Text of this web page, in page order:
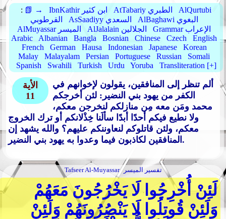
: 📗 → IbnKathir ابن كثير AtTabariy الطبري
AlQurtubi
القرطوبي
AsSaadiyy السعدي
AlBaghawi البغوي
AlMuyassar الميسر
AlJalalain الجلالين
Grammar الإعراب
Arabic
Albanian Bangla Bosnian Chinese Czech
English
French
German Hausa Indonesian Japanese
Korean
Malay
Malayalam Persian Portuguese Russian
Somali
Spanish
Swahili Turkish Urdu Yoruba Transliteration [+]
الأية
11
ألم تنظر إلى المنافقين، يقولون لإخوانهم في
الكفر من يهود بني النضير: لئن أخرجكم
محمد ومَن معه مِن منازلكم لنخرجن معكم،
ولا نطيع فيكم أحدًا أبدًا سألَنا خِذْلانكم أو ترك الخروج
معكم، ولئن قاتلوكم لنعاوننكم عليهم؟ والله يشهد إن
المنافقين لكاذبون فيما وعدوا به يهود بني النضير.
Tafseer Al-Muyassar تفسير الميسر
لَئِنْ أُخْرِجُوا لَا يَخْرُجُونَ مَعَهُمْ
وَلَئِنْ قُوتِلُوا لَا يَنْصُرُونَهُمْ وَلَئِنْ